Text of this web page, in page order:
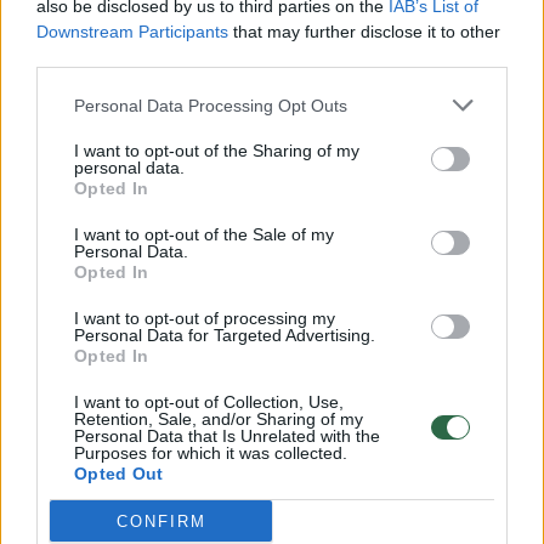
also be disclosed by us to third parties on the IAB’s List of
Downstream Participants that may further disclose it to other
Personal Data Processing Opt Outs
I want to opt-out of the Sharing of my
personal data.
Opted In
I want to opt-out of the Sale of my
Personal Data.
Opted In
I want to opt-out of processing my
Personal Data for Targeted Advertising.
Opted In
I want to opt-out of Collection, Use,
Retention, Sale, and/or Sharing of my
Personal Data that Is Unrelated with the
Purposes for which it was collected.
Opted Out
CONFIRM
Žinios | Lietuvos diena
Savaitės vidurys nusimato karštas: temperatūra kils iki
Žinios | Orai
00:15:54
V. Zalužno pasisakymą laiko bandymu įsitvirtinti
Ukrainos politikoje: jis yra neteisus
Laidos | Nauja diena
Nufilmavo, kaip patvino Vilniaus Vakarinis aplinkkelis:
vaizdas pribloškia
Žinios | Lietuvos diena